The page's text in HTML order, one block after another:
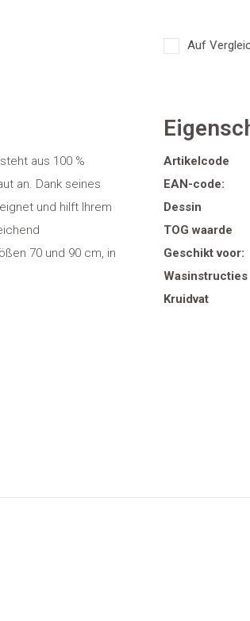
Auf
aus 100 %
an. Dank seines
und hilft Ihrem
70 und 90 cm, in
Artikelcode
EAN-code:
Dessin
TOG waarde
Geschikt voor:
Wasinstructies
Kruidvat